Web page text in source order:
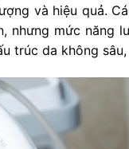
và hiệu quả.
nhưng mức năng
trúc da không